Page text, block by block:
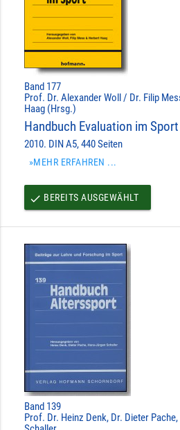
Band 177
Prof. Dr. Alexander Woll / Dr. Filip
Haag (Hrsg.)
Handbuch Evaluation im Sport
2010. DIN A5, 440 Seiten
»MEHR ERFAHREN ...
done BEREITS AUSGEWÄHLT
Band 139
Prof. Dr. Heinz Denk, Dr. Dieter